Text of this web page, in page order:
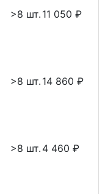
>8 шт. 11 050 ₽
>8 шт. 14 860 ₽
>8 шт. 4 460 ₽